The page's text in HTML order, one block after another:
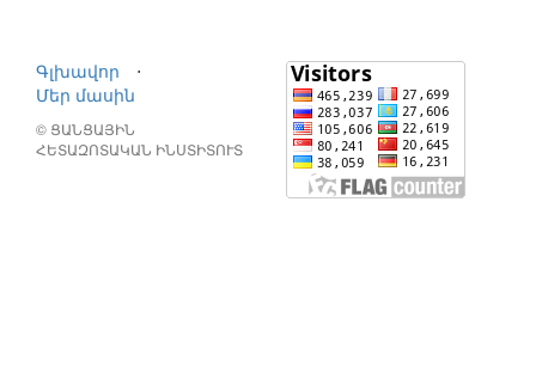
Գլխավոր
⋅
Մեր մասին
© ՑԱՆՑԱՅԻՆ
ՀԵՏԱԶՈՏԱԿԱՆ ԻՆՍՏԻՏՈՒՏ